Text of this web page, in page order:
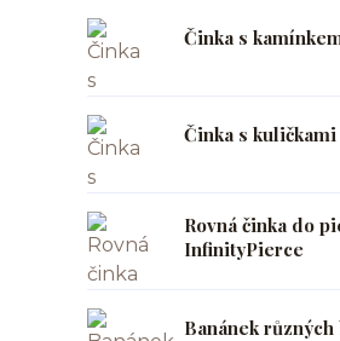
Činka s
Činka s
Rovná činka do
InfinityPierce
Banánek